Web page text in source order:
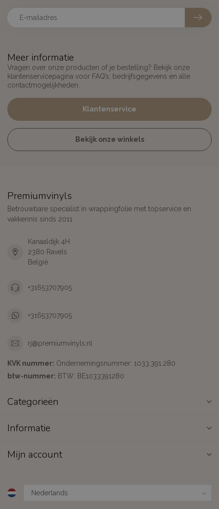
Meer informatie
Vragen over onze producten of je bestelling? Bekijk onze
klantenservicepagina voor FAQ’s, bedrijfsgegevens en alle
contactmogelijkheden.
Klantenservice
Bekijk onze winkels
Premiumvinyls
Betrouwbare specialist in wrappingfolie met topservice en
vakkennis sinds 2011
Kanaaldijk 4H
2380 Ravels
België
+31653707905
+31653707905
rj@premiumvinyls.nl
KVK nummer: Ondernemingsnummer: 1033.391.280
btw-nummer: BTW: BE1033391280
Categorieën
Informatie
Mijn account